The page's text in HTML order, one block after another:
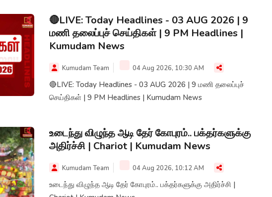
🔴LIVE: Today Headlines - 03 AUG 2026 | 9
மணி தலைப்புச் செய்திகள் | 9 PM Headlines |
Kumudam News
Kumudam Team 04 Aug 2026, 10:30 AM
🔴LIVE: Today Headlines - 03 AUG 2026 | 9 மணி தலைப்புச்
செய்திகள் | 9 PM Headlines | Kumudam News
உடைந்து விழுந்த ஆடி தேர் கோபுரம்.. பக்தர்களுக்கு
அதிர்ச்சி | Chariot | Kumudam News
Kumudam Team 04 Aug 2026, 10:12 AM
உடைந்து விழுந்த ஆடி தேர் கோபுரம்.. பக்தர்களுக்கு அதிர்ச்சி |